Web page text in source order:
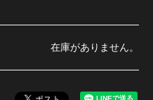
在庫がありません。